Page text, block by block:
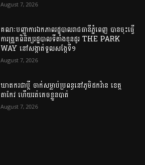
August 7, 2026
គណៈបញ្ជាការឯកភាពរដ្ឋបាលរាជធានីភ្នំពេញ បានចុះធ្វើ
ការត្រួតពិនិត្យរដ្ឋបាលទីតាំងខុនដូរ THE PARK
WAY នៅសង្កាត់ទួលសង្កែទី១
August 7, 2026
ឃាតករជាប្តី ចាក់សម្លាប់ប្រពន្ធនៅភូមិដកវ៉ាន ខេត្ត
តាកែវ ហើយរត់គេច​ខ្លួន​បាត់
August 7, 2026